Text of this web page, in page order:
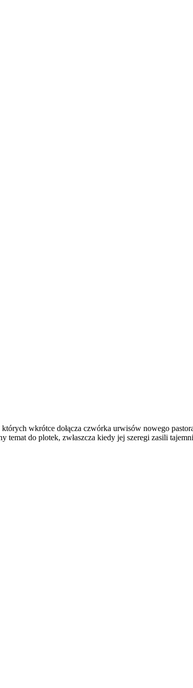
wkrótce dołącza czwórka urwisów nowego
do plotek, zwłaszcza kiedy jej szeregi zasili